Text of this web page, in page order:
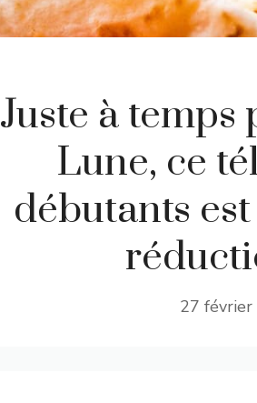
Juste à temps
Lune, ce
débutants
27 février